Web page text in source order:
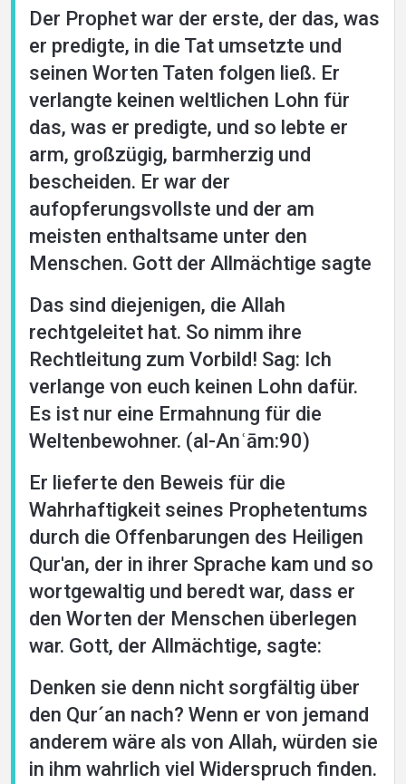
Der Prophet war der erste, der das, was
er predigte, in die Tat umsetzte und
seinen Worten Taten folgen ließ. Er
verlangte keinen weltlichen Lohn für
das, was er predigte, und so lebte er
arm, großzügig, barmherzig und
bescheiden. Er war der
aufopferungsvollste und der am
meisten enthaltsame unter den
Menschen. Gott der Allmächtige sagte
Das sind diejenigen, die Allah
rechtgeleitet hat. So nimm ihre
Rechtleitung zum Vorbild! Sag: Ich
verlange von euch keinen Lohn dafür.
Es ist nur eine Ermahnung für die
Weltenbewohner. (al-Anʿām:90)
Er lieferte den Beweis für die
Wahrhaftigkeit seines Prophetentums
durch die Offenbarungen des Heiligen
Qur'an, der in ihrer Sprache kam und so
wortgewaltig und beredt war, dass er
den Worten der Menschen überlegen
war. Gott, der Allmächtige, sagte:
Denken sie denn nicht sorgfältig über
den Qur´an nach? Wenn er von jemand
anderem wäre als von Allah, würden sie
in ihm wahrlich viel Widerspruch finden.